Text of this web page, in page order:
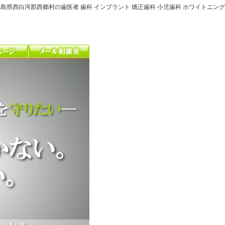
県西白河郡西郷村の歯医者 歯科 インプラント 矯正歯科 小児歯科 ホワイトニング